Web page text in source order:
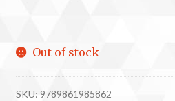
Out of stock
SKU: 9789861985862